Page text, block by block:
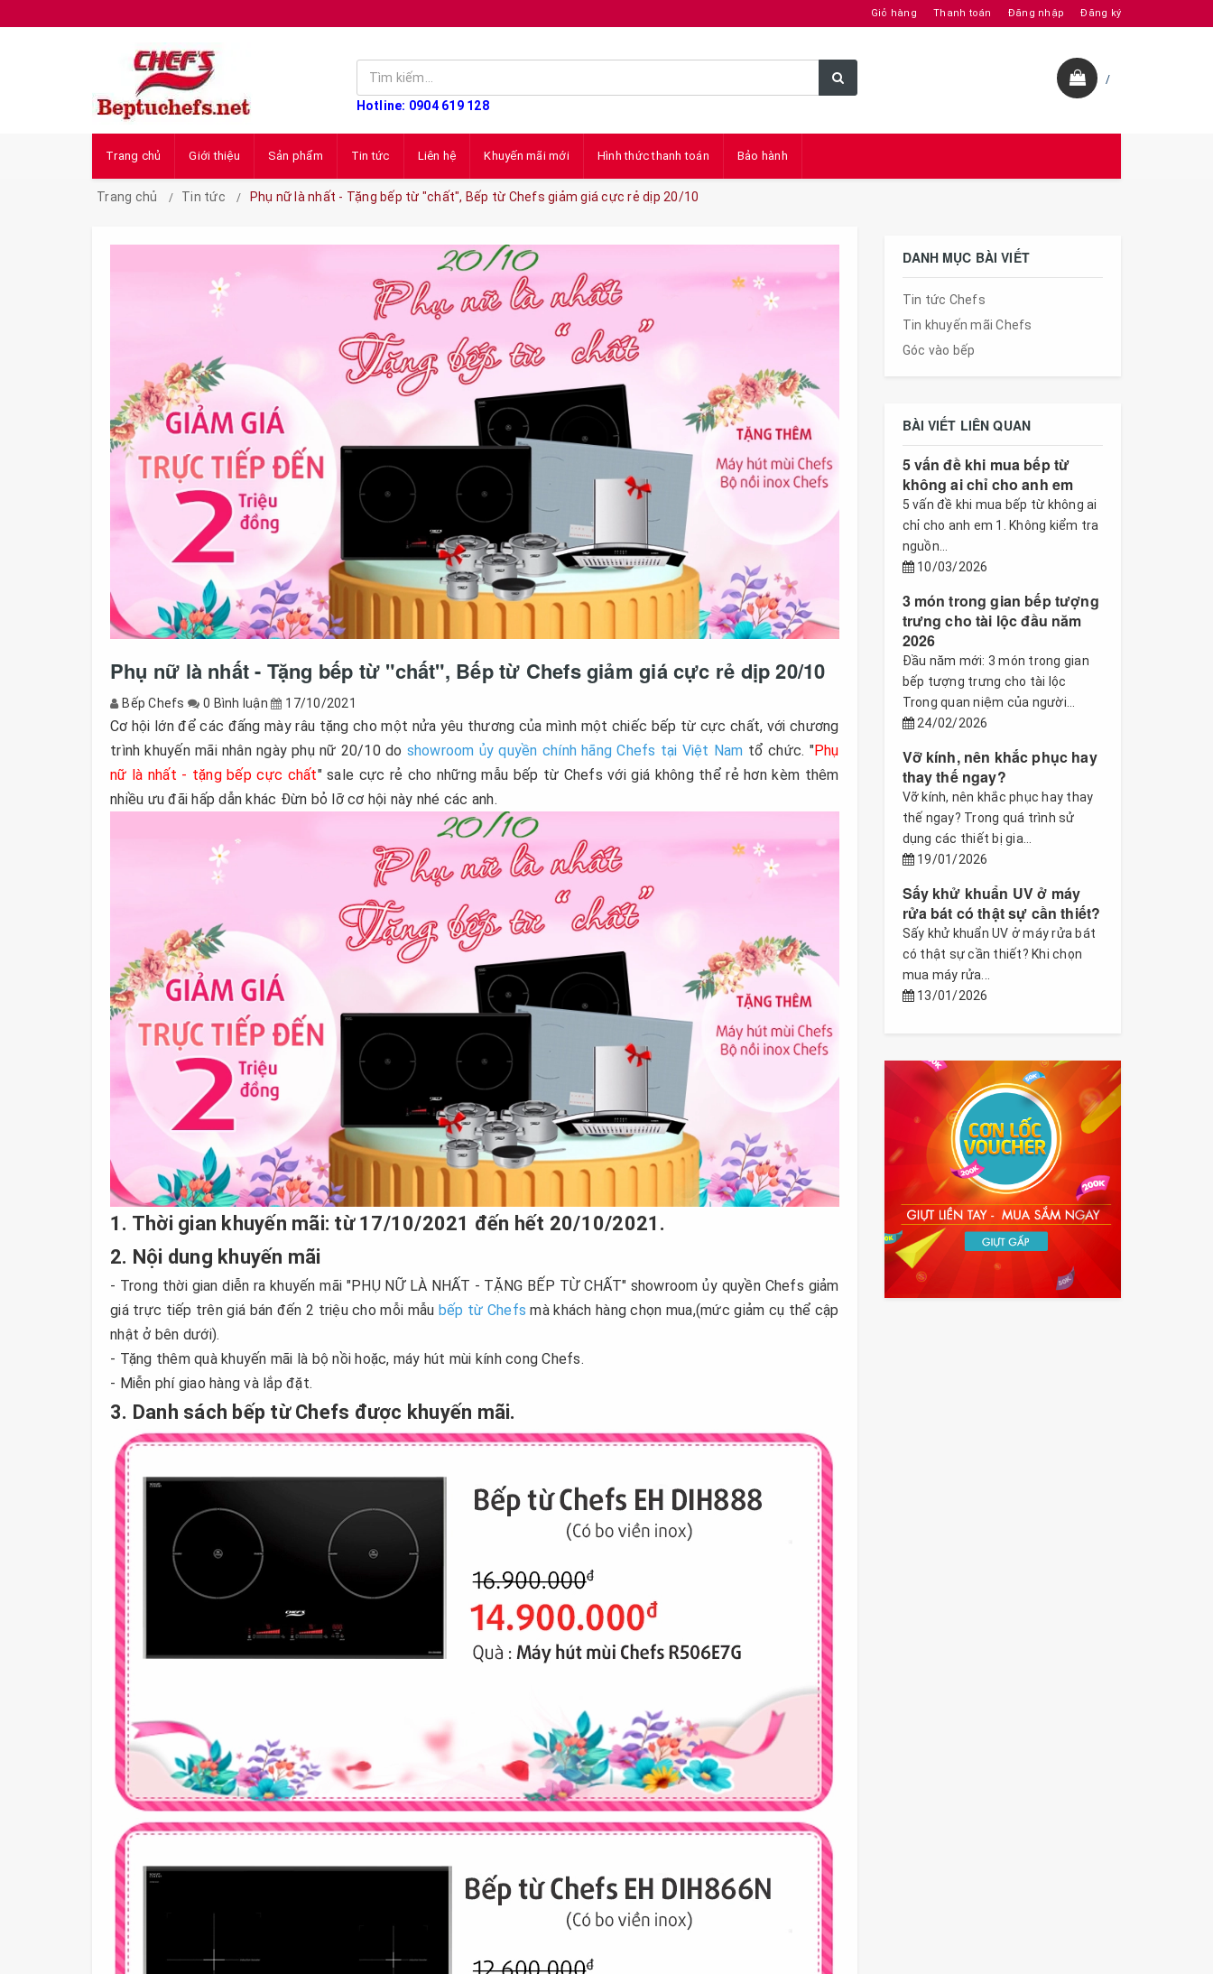
Giỏ hàng Thanh toán Đăng nhập Đăng ký
Hotline: 0904 619 128
/
Trang chủ Giới thiệu Sản phẩm Tin tức Liên hệ Khuyến mãi mới Hình thức thanh toán Bảo hành
Trang chủ Tin tức Phụ nữ là nhất - Tặng bếp từ "chất", Bếp từ Chefs giảm giá cực rẻ dịp 20/10
Phụ nữ là nhất - Tặng bếp từ "chất", Bếp từ Chefs giảm giá cực rẻ dịp 20/10
Bếp Chefs 0 Bình luận 17/10/2021
Cơ hội lớn để các đấng mày râu tặng cho một nửa yêu thương của mình một chiếc bếp từ cực chất, với chương
trình khuyến mãi nhân ngày phụ nữ 20/10 do showroom ủy quyền chính hãng Chefs tại Việt Nam tổ chức. "Phụ
nữ là nhất - tặng bếp cực chất" sale cực rẻ cho những mẫu bếp từ Chefs với giá không thể rẻ hơn kèm thêm
nhiều ưu đãi hấp dẫn khác Đừn bỏ lỡ cơ hội này nhé các anh.
1. Thời gian khuyến mãi: từ 17/10/2021 đến hết 20/10/2021.
2. Nội dung khuyến mãi
- Trong thời gian diễn ra khuyến mãi "PHỤ NỮ LÀ NHẤT - TẶNG BẾP TỪ CHẤT" showroom ủy quyền Chefs giảm
giá trực tiếp trên giá bán đến 2 triệu cho mỗi mẫu bếp từ Chefs mà khách hàng chọn mua,(mức giảm cụ thể cập
nhật ở bên dưới).
- Tặng thêm quà khuyến mãi là bộ nồi hoặc, máy hút mùi kính cong Chefs.
- Miễn phí giao hàng và lắp đặt.
3. Danh sách bếp từ Chefs được khuyến mãi.
DANH MỤC BÀI VIẾT
Tin tức Chefs
Tin khuyến mãi Chefs
Góc vào bếp
BÀI VIẾT LIÊN QUAN
5 vấn đề khi mua bếp từ
không ai chỉ cho anh em
5 vấn đề khi mua bếp từ không ai
chỉ cho anh em 1. Không kiểm tra
nguồn...
10/03/2026
3 món trong gian bếp tượng
trưng cho tài lộc đầu năm
2026
Đầu năm mới: 3 món trong gian
bếp tượng trưng cho tài lộc
Trong quan niệm của người...
24/02/2026
Vỡ kính, nên khắc phục hay
thay thế ngay?
Vỡ kính, nên khắc phục hay thay
thế ngay? Trong quá trình sử
dụng các thiết bị gia...
19/01/2026
Sấy khử khuẩn UV ở máy
rửa bát có thật sự cần thiết?
Sấy khử khuẩn UV ở máy rửa bát
có thật sự cần thiết? Khi chọn
mua máy rửa...
13/01/2026